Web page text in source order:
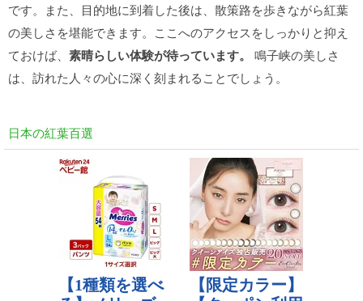
です。また、目的地に到着した後は、散策路を歩きながら紅葉
の美しさを堪能できます。ここへのアクセスをしっかりと抑え
ておけば、 素晴らしい体験が待っています。
鳴子峡の美しさ
は、訪れた人々の心に深く刻まれることでしょう。
日本の紅葉百選